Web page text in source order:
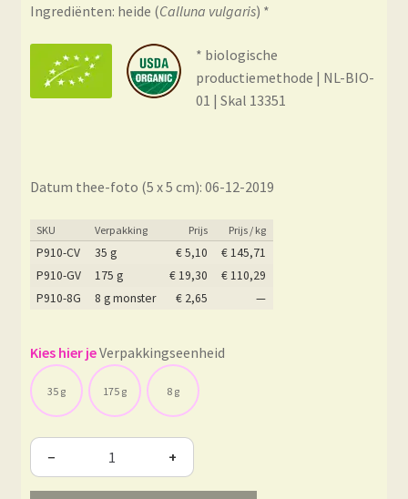
Ingrediënten: heide (Calluna vulgaris) *
* biologische
productiemethode | NL-BIO-
01 | Skal 13351
Datum thee-foto (5 x 5 cm): 06-12-2019
SKU Verpakking Prijs Prijs / kg
P910-CV 35 g €5,10 €145,71
P910-GV
175 g €19,30 €110,29
P910-8G
8 g monster € 2,65 —
Verpakkingseenheid
35 g 175 g 8 g
− +